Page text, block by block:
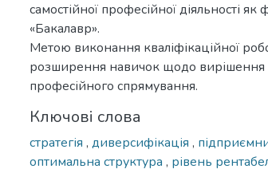
самостійної професійної діяльності
«Бакалавр».
Метою виконання кваліфікаційної
розширення навичок щодо вирішення
професійного спрямування.
Ключові слова
стратегія , диверсифікація ,
оптимальна структура , рівень